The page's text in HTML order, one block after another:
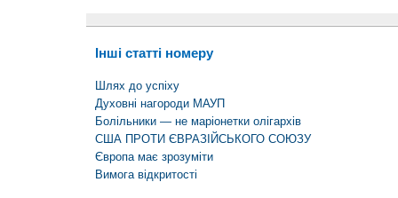
Інші статті номеру
Шлях до успіху
Духовні нагороди МАУП
Болільники — не маріонетки олігархів
США ПРОТИ ЄВРАЗІЙСЬКОГО СОЮЗУ
Європа має зрозуміти
Вимога відкритості